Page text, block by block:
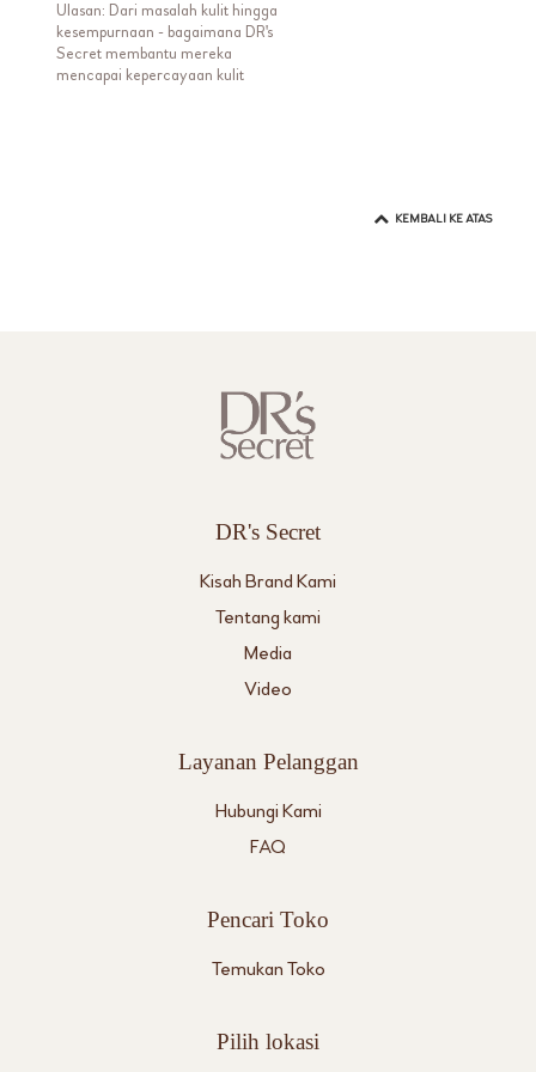
Ulasan: Dari masalah kulit hingga
kesempurnaan - bagaimana DR's
Secret membantu mereka
mencapai kepercayaan kulit
KEMBALI KE ATAS
DR's Secret
Kisah Brand Kami
Tentang kami
Media
Video
Layanan Pelanggan
Hubungi Kami
FAQ
Pencari Toko
Temukan Toko
Pilih lokasi